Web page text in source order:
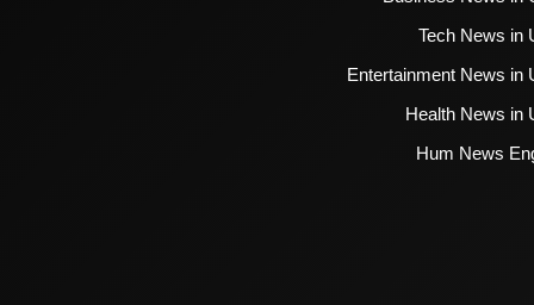
Tech News in
Entertainment News in
Health News in
Hum News